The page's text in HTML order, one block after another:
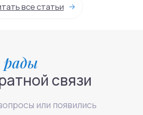
рады
связи
или появились